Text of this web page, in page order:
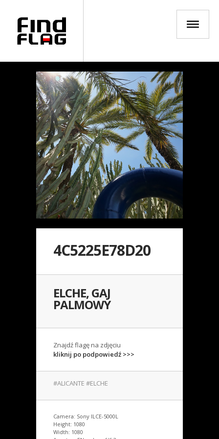
4C5225E78D20
ELCHE, GAJ
PALMOWY
Znajdź flagę na zdjęciu
kliknij po podpowiedź >>>
#ALICANTE #ELCHE
Camera: Sony ILCE-5000L
Height: 1080
Width: 1080